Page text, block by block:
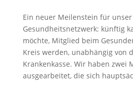
Ein neuer Meilenstein für unser
Gesundheitsnetzwerk: künftig
möchte, Mitglied beim
Kreis werden, unabhängig von
Krankenkasse. Wir haben zwei
ausgearbeitet, die sich